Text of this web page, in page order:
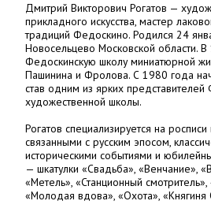
Дмитрий Викторович Рогатов —
прикладного искусства, мастер
традиций Федоскино. Родился 24
Новосельцево Московской области.
Федоскинскую школу миниатюрной
Пашинина и Фролова. С 1980 года
став одним из ярких представителей
художественной школы.
Рогатов специализируется на
связанными с русским эпосом,
историческими событиями и
— шкатулки «Свадьба», «Венчание»,
«Метель», «Станционный
«Молодая вдова», «Охота», «Княгиня